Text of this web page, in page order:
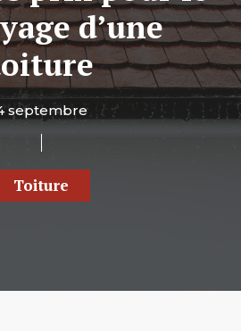
d’une
septembre
Toiture